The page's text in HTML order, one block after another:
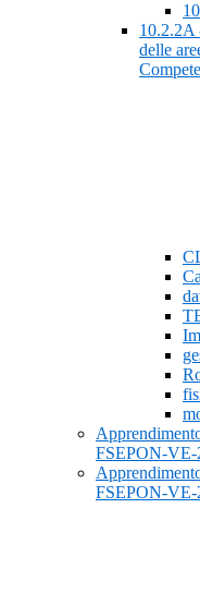
10.2.2A
delle
FSEPON-VE-
FSEPON-VE-